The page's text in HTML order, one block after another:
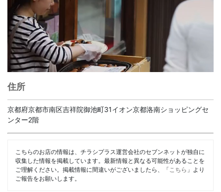
住所
京都府京都市南区吉祥院御池町31イオン京都洛南ショッピングセ
ンター2階
こちらのお店の情報は、チラシプラス運営会社のセブンネットが独自に
収集した情報を掲載しています。最新情報と異なる可能性があることを
ご理解ください。掲載情報に間違いがございましたら、「 こちら 」より
ご報告をお願いします。